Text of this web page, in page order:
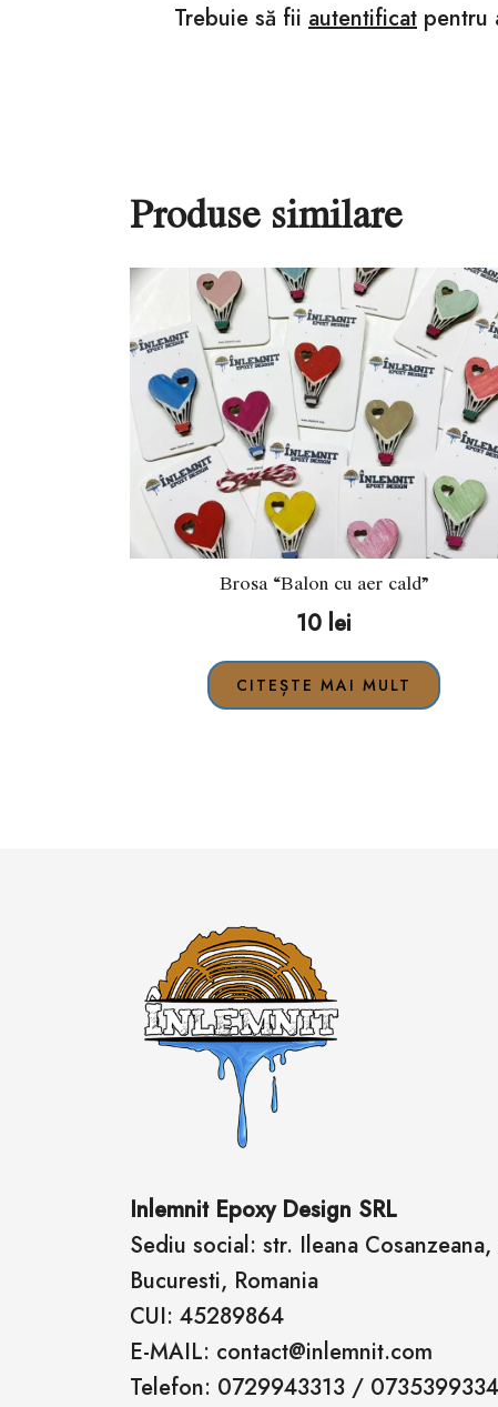
Trebuie să fii autentificat pentru
Produse similare
Brosa “Balon cu aer cald”
10 lei
CITEȘTE MAI MULT
Inlemnit Epoxy Design SRL
Sediu social: str. Ileana
Bucuresti, Romania
CUI: 45289864
E-MAIL: contact@inlemnit.com
Telefon: 0729943313 / 0735399334